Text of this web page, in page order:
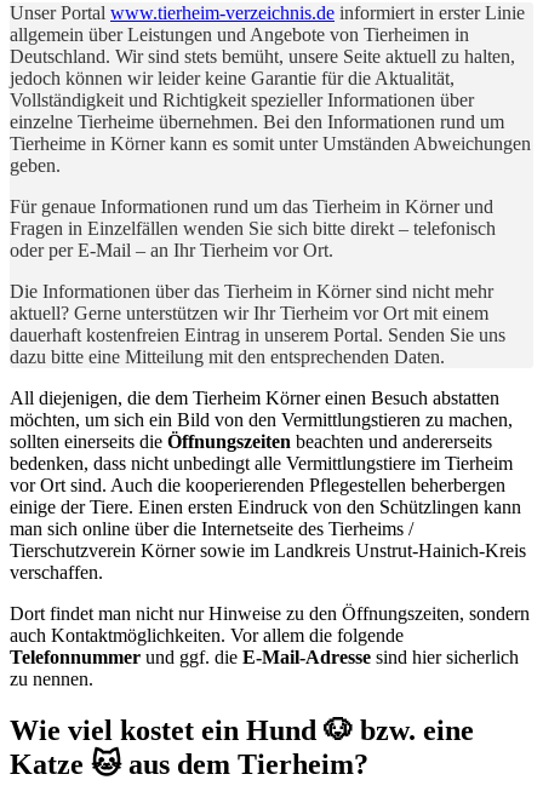
Unser Portal www.tierheim-verzeichnis.de informiert in erster Linie
allgemein über Leistungen und Angebote von Tierheimen in
Deutschland. Wir sind stets bemüht, unsere Seite aktuell zu halten,
jedoch können wir leider keine Garantie für die Aktualität,
Vollständigkeit und Richtigkeit spezieller Informationen über
einzelne Tierheime übernehmen. Bei den Informationen rund um
Tierheime in Körner kann es somit unter Umständen Abweichungen
geben.
Für genaue Informationen rund um das Tierheim in Körner und
Fragen in Einzelfällen wenden Sie sich bitte direkt – telefonisch
oder per E-Mail – an Ihr Tierheim vor Ort.
Die Informationen über das Tierheim in Körner sind nicht mehr
aktuell? Gerne unterstützen wir Ihr Tierheim vor Ort mit einem
dauerhaft kostenfreien Eintrag in unserem Portal. Senden Sie uns
dazu bitte eine Mitteilung mit den entsprechenden Daten.
All diejenigen, die dem Tierheim Körner einen Besuch abstatten
möchten, um sich ein Bild von den Vermittlungstieren zu machen,
sollten einerseits die Öffnungszeiten beachten und andererseits
bedenken, dass nicht unbedingt alle Vermittlungstiere im Tierheim
vor Ort sind. Auch die kooperierenden Pflegestellen beherbergen
einige der Tiere. Einen ersten Eindruck von den Schützlingen kann
man sich online über die Internetseite des Tierheims /
Tierschutzverein Körner sowie im Landkreis Unstrut-Hainich-Kreis
verschaffen.
Dort findet man nicht nur Hinweise zu den Öffnungszeiten, sondern
auch Kontaktmöglichkeiten. Vor allem die folgende
Telefonnummer und ggf. die E-Mail-Adresse sind hier sicherlich
zu nennen.
Wie viel kostet ein Hund 🐶 bzw. eine
Katze 🐱 aus dem Tierheim?